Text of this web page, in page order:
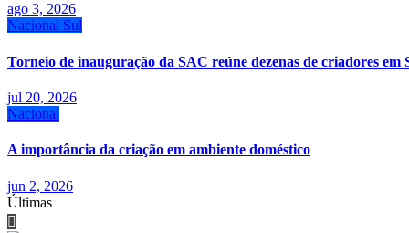
ago 3, 2026
Nacional Sul
Torneio de inauguração da SAC reúne dezenas de criadores
jul 20, 2026
Nacional
A importância da criação em ambiente doméstico
jun 2, 2026
Últimas